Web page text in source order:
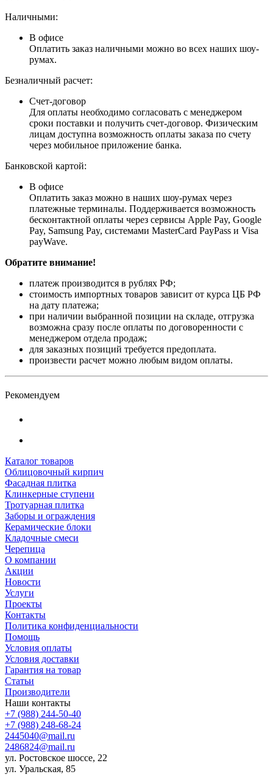
Наличными:
В офисе
Оплатить заказ наличными можно во всех наших шоу-
румах.
Безналичный расчет:
Счет-договор
Для оплаты необходимо согласовать с менеджером
сроки поставки и получить счет-договор. Физическим
лицам доступна возможность оплаты заказа по счету
через мобильное приложение банка.
Банковской картой:
В офисе
Оплатить заказ можно в наших шоу-румах через
платежные терминалы. Поддерживается возможность
бесконтактной оплаты через сервисы Apple Pay, Google
Pay, Samsung Pay, системами MasterCard PayPass и Visa
payWave.
Обратите внимание!
платеж производится в рублях РФ;
стоимость импортных товаров зависит от курса ЦБ РФ
на дату платежа;
при наличии выбранной позиции на складе, отгрузка
возможна сразу после оплаты по договоренности с
менеджером отдела продаж;
для заказных позиций требуется предоплата.
произвести расчет можно любым видом оплаты.
Рекомендуем
Каталог товаров
Облицовочный кирпич
Фасадная плитка
Клинкерные ступени
Тротуарная плитка
Заборы и ограждения
Керамические блоки
Кладочные смеси
Черепица
О компании
Акции
Новости
Услуги
Проекты
Контакты
Политика конфиденциальности
Помощь
Условия оплаты
Условия доставки
Гарантия на товар
Статьи
Производители
Наши контакты
+7 (988) 244-50-40
+7 (988) 248-68-24
2445040@mail.ru
2486824@mail.ru
ул. Ростовское шоссе, 22
ул. Уральская, 85